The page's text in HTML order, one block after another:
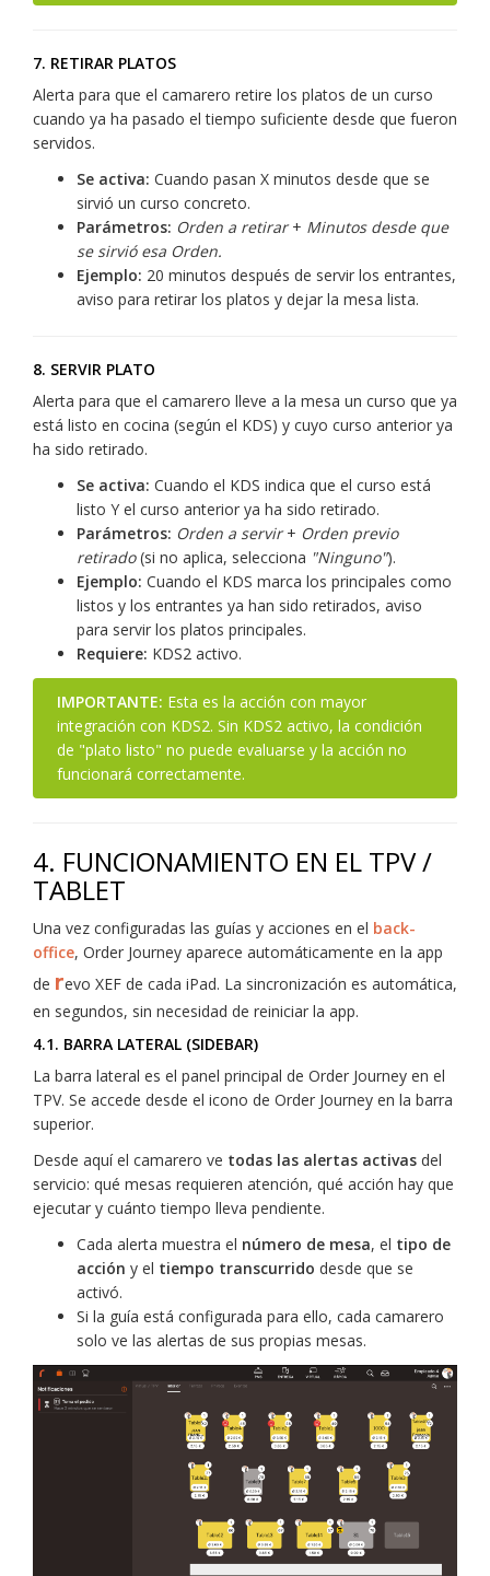
7. RETIRAR PLATOS
Alerta para que el camarero retire los platos de un curso
cuando ya ha pasado el tiempo suficiente desde que fueron
servidos.
Se activa: Cuando pasan X minutos desde que se
sirvió un curso concreto.
Parámetros: Orden a retirar+ Minutos desde que
se sirvió esa Orden.
Ejemplo: 20 minutos después de servir los entrantes,
aviso para retirar los platos y dejar la mesa lista.
8. SERVIR PLATO
Alerta para que el camarero lleve a la mesa un curso que ya
está listo en cocina (según el KDS) y cuyo curso anterior ya
ha sido retirado.
Se activa: Cuando el KDS indica que el curso está
listo Y el curso anterior ya ha sido retirado.
Parámetros: Orden a servir+ Orden previo
retirado(si no aplica, selecciona "Ninguno").
Ejemplo: Cuando el KDS marca los principales como
listos y los entrantes ya han sido retirados, aviso
para servir los platos principales.
Requiere: KDS2 activo.
IMPORTANTE: Esta es la acción con mayor
integración con KDS2. Sin KDS2 activo, la condición
de "plato listo" no puede evaluarse y la acción no
funcionará correctamente.
4. FUNCIONAMIENTO EN EL TPV /
TABLET
Una vez configuradas las guías y acciones en el back-
office, Order Journey aparece automáticamente en la app
de revo XEF de cada iPad. La sincronización es automática,
en segundos, sin necesidad de reiniciar la app.
4.1. BARRA LATERAL (SIDEBAR)
La barra lateral es el panel principal de Order Journey en el
TPV. Se accede desde el icono de Order Journey en la barra
superior.
Desde aquí el camarero ve todas las alertas activas del
servicio: qué mesas requieren atención, qué acción hay que
ejecutar y cuánto tiempo lleva pendiente.
Cada alerta muestra el número de mesa, el tipo de
acción y el tiempo transcurrido desde que se
activó.
Si la guía está configurada para ello, cada camarero
solo ve las alertas de sus propias mesas.